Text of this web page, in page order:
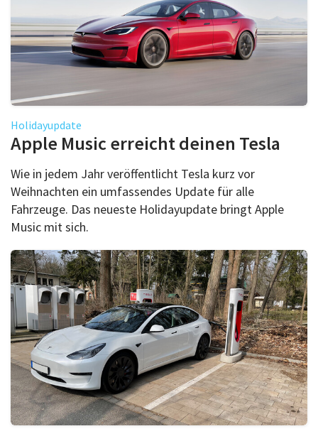
Holidayupdate
Apple Music erreicht deinen Tesla
Wie in jedem Jahr veröffentlicht Tesla kurz vor
Weihnachten ein umfassendes Update für alle
Fahrzeuge. Das neueste Holidayupdate bringt Apple
Music mit sich.